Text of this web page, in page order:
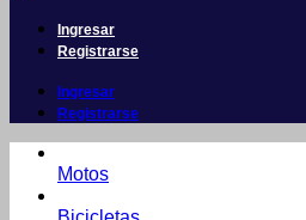
Ingresar
Registrarse
Ingresar
Registrarse
Motos